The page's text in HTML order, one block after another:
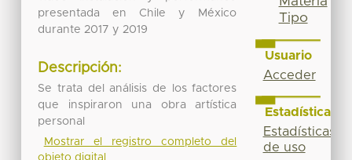
presentada en Chile y México
durante 2017 y 2019
Descripción:
Se trata del análisis de los factores
que inspiraron una obra artística
personal
Mostrar el registro completo del
Tipo
Usuario
Acceder
Estadísticas
Estadísticas
de uso